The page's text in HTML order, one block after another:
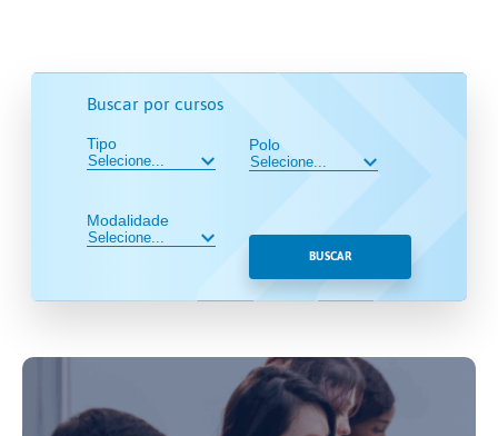
Buscar por cursos
Tipo
Modalidade
Polo
BUSCAR